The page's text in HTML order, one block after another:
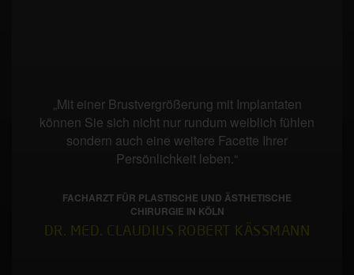
„Mit einer Brustvergrößerung mit Implantaten
können Sie sich nicht nur rundum weiblich fühlen
sondern auch eine weitere Facette Ihrer
Persönlichkeit leben.“
FACHARZT FÜR PLASTISCHE UND ÄSTHETISCHE
CHIRURGIE IN KÖLN
DR. MED. CLAUDIUS ROBERT KÄSSMANN